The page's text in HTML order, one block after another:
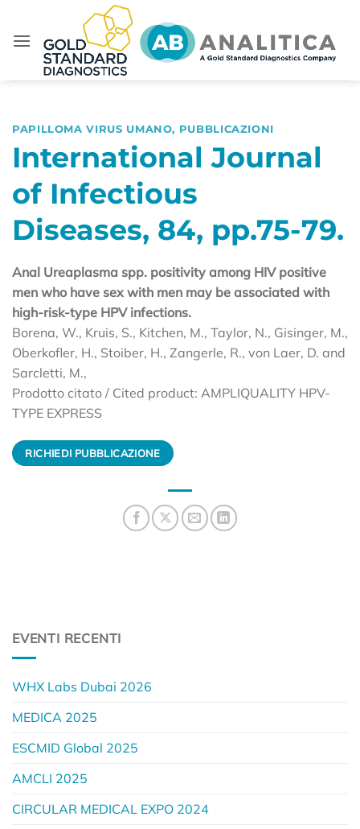
contenuti
PAPILLOMA VIRUS UMANO, PUBBLICAZIONI
International Journal
of Infectious
Diseases, 84, pp.75-79.
Anal Ureaplasma spp. positivity among HIV positive
men who have sex with men may be associated with
high-risk-type HPV infections.
Borena, W., Kruis, S., Kitchen, M., Taylor, N., Gisinger, M.,
Oberkofler, H., Stoiber, H., Zangerle, R., von Laer, D. and
Sarcletti, M.,
Prodotto citato / Cited product: AMPLIQUALITY HPV-
TYPE EXPRESS
RICHIEDI PUBBLICAZIONE
EVENTI RECENTI
WHX Labs Dubai 2026
MEDICA 2025
ESCMID Global 2025
AMCLI 2025
CIRCULAR MEDICAL EXPO 2024